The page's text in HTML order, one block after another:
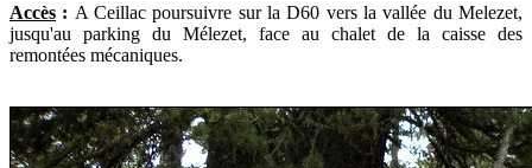
Accès : A Ceillac poursuivre sur la D60 vers la vallée du Melezet,
jusqu'au parking du Mélezet, face au chalet de la caisse des
remontées mécaniques.